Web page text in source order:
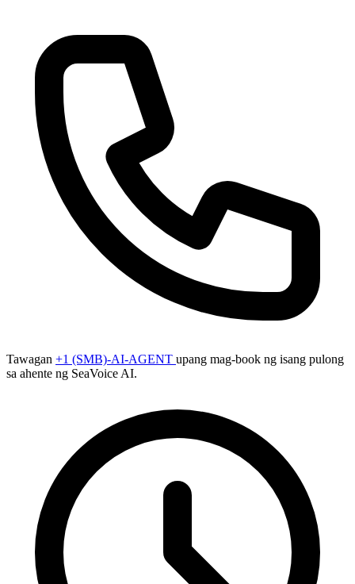
Tawagan +1 (SMB)-AI-AGENT upang mag-book ng isang pulong
sa ahente ng SeaVoice AI.